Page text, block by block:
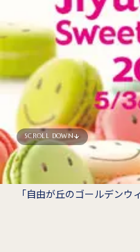
SCROLL DOWN
「自由が丘のゴールデンウ